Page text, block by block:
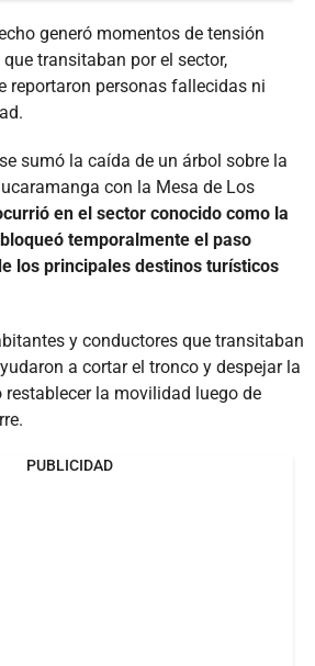
generó momentos de tensión
transitaban por el sector,
reportaron personas fallecidas ni
sumó la caída de un árbol sobre la
con la Mesa de Los
en el sector conocido como la
temporalmente el paso
los principales destinos turísticos
y conductores que transitaban
a cortar el tronco y despejar la
restablecer la movilidad luego de
PUBLICIDAD